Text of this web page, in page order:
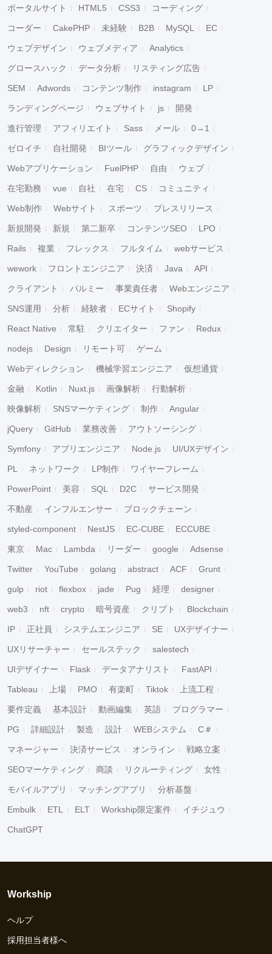
ポータルサイト HTML5 CSS3 コーディング
コーダー CakePHP 未経験 B2B MySQL EC
ウェブデザイン ウェブメディア Analytics
グロースハック データ分析 リスティング広告
SEM Adwords コンテンツ制作 instagram LP
ランディングページ ウェブサイト js 開発
進行管理 アフィリエイト Sass メール 0→1
ゼロイチ 自社開発 BIツール グラフィックデザイン
Webアプリケーション FuelPHP 自由 ウェブ
在宅勤務 vue 自社 在宅 CS コミュニティ
Web制作 Webサイト スポーツ プレスリリース
新規開発 新規 第二新卒 コンテンツSEO LPO
Rails 複業 フレックス フルタイム webサービス
wework フロントエンジニア 決済 Java API
クライアント パルミー 事業責任者 Webエンジニア
SNS運用 分析 経験者 ECサイト Shopify
React Native 常駐 クリエイター ファン Redux
nodejs Design リモート可 ゲーム
Webディレクション 機械学習エンジニア 仮想通貨
金融 Kotlin Nuxt.js 画像解析 行動解析
映像解析 SNSマーケティング 制作 Angular
jQuery GitHub 業務改善 アウトソーシング
Symfony アプリエンジニア Node.js UI/UXデザイン
PL ネットワーク LP制作 ワイヤーフレーム
PowerPoint 美容 SQL D2C サービス開発
不動産 インフルエンサー ブロックチェーン
styled-component NestJS EC-CUBE ECCUBE
東京 Mac Lambda リーダー google Adsense
Twitter YouTube golang abstract ACF Grunt
gulp riot flexbox jade Pug 経理 designer
web3 nft crypto 暗号資産 クリプト Blockchain
IP 正社員 システムエンジニア SE UXデザイナー
UXリサーチャー セールステック salestech
UIデザイナー Flask データアナリスト FastAPI
Tableau 上場 PMO 有楽町 Tiktok 上流工程
要件定義 基本設計 動画編集 英語 プログラマー
PG 詳細設計 製造 設計 WEBシステム C＃
マネージャー 決済サービス オンライン 戦略立案
SEOマーケティング 商談 リクルーティング 女性
モバイルアプリ マッチングアプリ 分析基盤
Embulk ETL ELT Workship限定案件 イチジュウ
ChatGPT
Workship
ヘルプ
採用担当者様へ